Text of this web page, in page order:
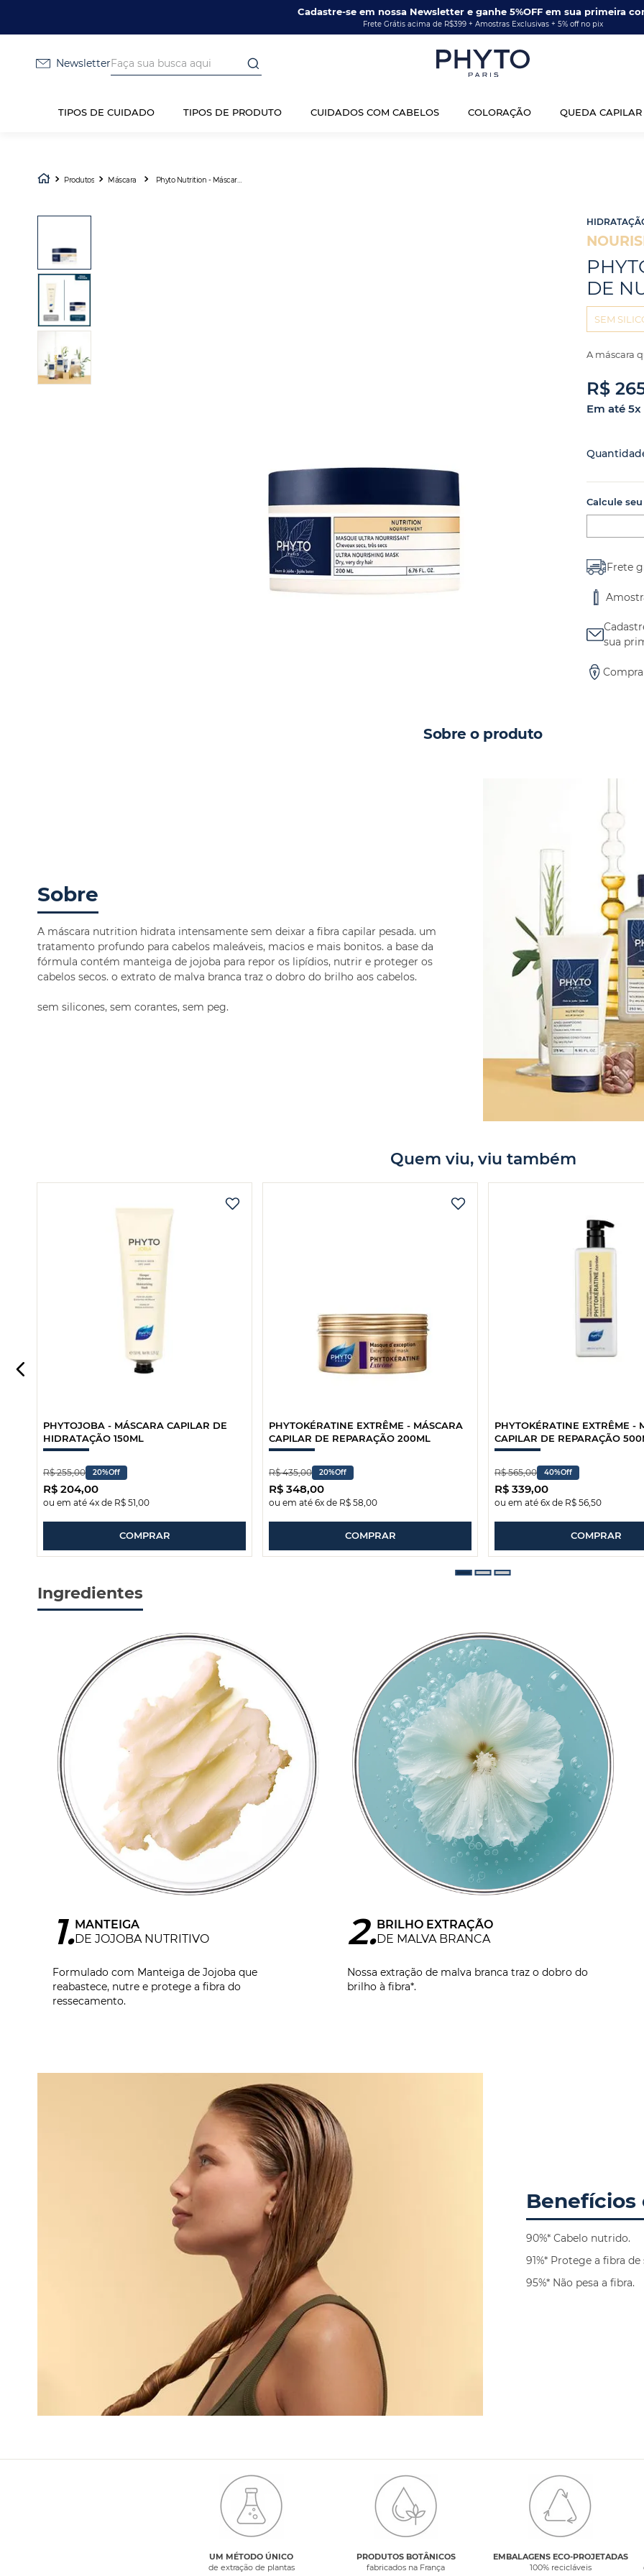
Cadastre-se em nossa Newsletter e ganhe 5%OFF em sua primeira
Frete Grátis acima de R$399 + Amostras Exclusivas + 5% off no pix
NewsletterFaça sua busca aqui
TIPOS DE CUIDADO TIPOS DE PRODUTO CUIDADOS COM CABELOS COLORAÇÃO QUEDA CAPILAR
Produtos Máscara Phyto Nutrition - Máscara de Nutrição Extrema 200ml
DE
SEM
A máscara
R$
Em até 5x
Calcule
Frete
sua
Sobre o produto
Sobre
A máscara nutrition hidrata intensamente sem deixar a fibra capilar pesada. um
tratamento profundo para cabelos maleáveis, macios e mais bonitos. a base da
fórmula contém manteiga de jojoba para repor os lipídios, nutrir e proteger os
cabelos secos. o extrato de malva branca traz o dobro do brilho aos cabelos.
sem silicones, sem corantes, sem peg.
Quem viu, viu também
PHYTOJOBA - MÁSCARA CAPILAR DE
HIDRATAÇÃO 150ML
R$ 255,00 20%Off
R$ 204,00
ou em até 4x de R$ 51 00
COMPRAR
PHYTOKÉRATINE EXTRÊME - MÁSCARA
CAPILAR DE REPARAÇÃO 200ML
R$ 435,00 20%Off
R$ 348,00
ou em até 6x de R$ 58 00
COMPRAR
PHYTOKÉRATINE EXTRÊME -
CAPILAR DE REPARAÇÃO
R$ 565,00 40%Off
R$ 339,00
ou em até 6x de R$ 56 50
COMPRAR
Ingredientes
1
MANTEIGA
DE JOJOBA NUTRITIVO
Formulado com Manteiga de Jojoba que
reabastece, nutre e protege a fibra do
ressecamento.
2
BRILHO EXTRAÇÃO
DE MALVA BRANCA
Nossa extração de malva branca traz o dobro do
brilho à fibra*.
Benefícios
90%* Cabelo nutrido.
91%* Protege a fibra de
95%* Não pesa a fibra.
UM MÉTODO ÚNICO
de extração de plantas
PRODUTOS BOTÂNICOS
fabricados na França
EMBALAGENS ECO-PROJETADAS
100% recicláveis